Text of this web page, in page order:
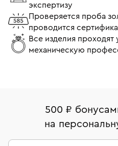
экспертизу
Проверяется проба
проводится
Все изделия проходят
механическую
500 ₽
на